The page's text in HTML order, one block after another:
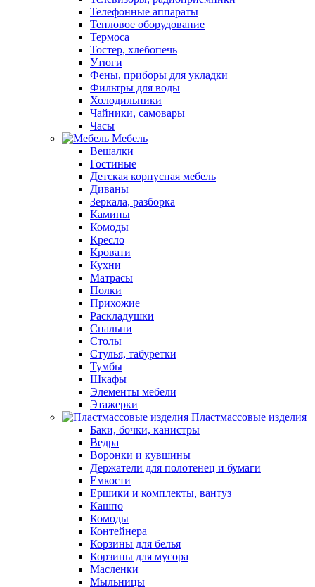
Телефонные аппараты
Тепловое оборудование
Термоса
Тостер, хлебопечь
Утюги
Фены, приборы для укладки
Фильтры для воды
Холодильники
Чайники, самовары
Часы
Мебель
Вешалки
Гостиные
Детская корпусная мебель
Диваны
Зеркала, разборка
Камины
Комоды
Кресло
Кровати
Кухни
Матрасы
Полки
Прихожие
Раскладушки
Спальни
Столы
Стулья, табуретки
Тумбы
Шкафы
Элементы мебели
Этажерки
Пластмассовые изделия
Баки, бочки, канистры
Ведра
Воронки и кувшины
Держатели для полотенец и бумаги
Емкости
Ершики и комплекты, вантуз
Кашпо
Комоды
Контейнера
Корзины для белья
Корзины для мусора
Масленки
Мыльницы